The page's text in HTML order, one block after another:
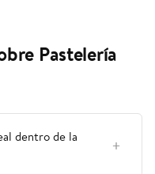
Pastelería
dentro de la